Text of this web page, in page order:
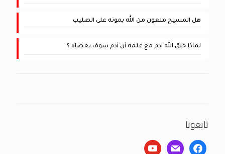
هل المسيح ملعون من الله بموته على الصليب
لماذا خلق الله أدم مع علمه أن أدم سوف يعصاه ؟
تابعونا
facebook
mail
youtube